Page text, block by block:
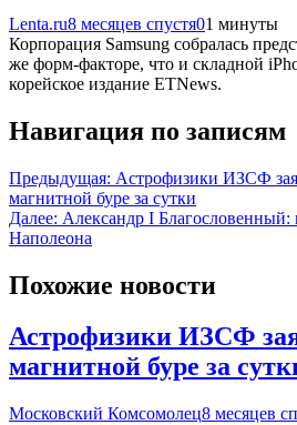
Lenta.ru8 месяцев спустя01 минуты
Корпорация Samsung собралась
же форм-факторе, что и складной
корейское издание ETNews.
Навигация по записям
Предыдущая: Астрофизики ИЗСФ
магнитной буре за сутки
Далее: Александр I Благословенный:
Наполеона
Похожие новости
Астрофизики ИЗСФ
магнитной буре за
Московский Комсомолец8 месяцев